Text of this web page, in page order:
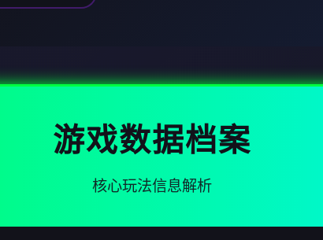
游戏数据档案
核心玩法信息解析